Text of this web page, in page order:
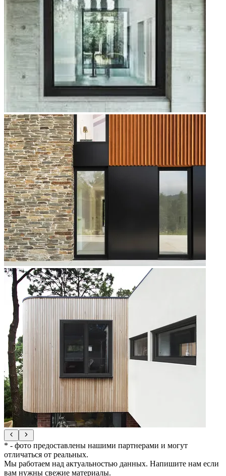
* - фото предоставлены нашими партнерами и могут
отличаться от реальных.
Мы работаем над актуальностью данных. Напишите нам если
вам нужны свежие материалы.